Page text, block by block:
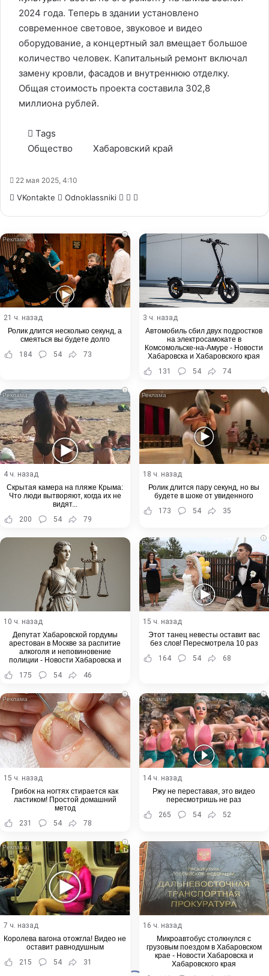
2024 года. Теперь в здании установлено
современное световое, звуковое и видео
оборудование, а концертный зал вмещает большое
количество человек. Капитальный ремонт включал
замену кровли, фасадов и внутреннюю отделку.
Общая стоимость проекта составила 302,8
миллиона рублей.
Tags
Общество
Хабаровский край
22 мая 2025, 4:10
VKontakte Odnoklassniki WhatsApp
Telegram
i
21 ч. назад
Ролик длится несколько секунд, а
смеяться вы будете долго
184
54 73
3 ч. назад
Автомобиль сбил двух подростков
на электросамокате в
Комсомольске-на-Амуре - Новости
Хабаровска и Хабаровского края
131
54 74
i
4 ч. назад
Скрытая камера на пляже Крыма:
Что люди вытворяют, когда их не
видят...
200
54 79
i
18 ч. назад
Ролик длится пару секунд, но вы
будете в шоке от увиденного
173
54 35
10 ч. назад
Депутат Хабаровской гордумы
арестован в Москве за распитие
алкоголя и неповиновение
полиции - Новости Хабаровска и
175 54 46
i
15 ч. назад
Этот танец невесты оставит вас
без слов! Пересмотрела 10 раз
164
54 68
i
15 ч. назад
Грибок на ногтях стирается как
ластиком! Простой домашний
метод
231
54 78
i
14 ч. назад
Ржу не переставая, это видео
пересмотришь не раз
265
54 52
i
7 ч. назад
Королева вагона отожгла! Видео не
оставит равнодушным
215
54 31
16 ч. назад
Микроавтобус столкнулся с
грузовым поездом в Хабаровском
крае - Новости Хабаровска и
Хабаровского края